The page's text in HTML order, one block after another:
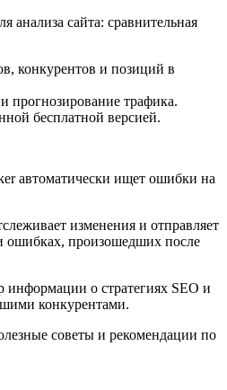
конкурентов и позиций в
прогнозирование трафика.
бесплатной версией.
автоматически ищет ошибки на
изменения и отправляет
ошибках, произошедших после
информации о стратегиях SEO и
конкурентами.
советы и рекомендации по